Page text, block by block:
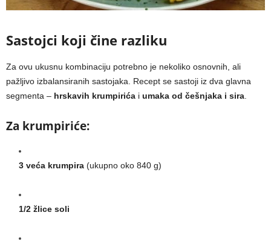
Sastojci koji čine razliku
Za ovu ukusnu kombinaciju potrebno je nekoliko osnovnih, ali
pažljivo izbalansiranih sastojaka. Recept se sastoji iz dva glavna
segmenta – hrskavih krumpirića i umaka od češnjaka i sira
Za krumpiriće:
3 veća krumpira (ukupno oko 840 g)
1/2 žlice soli